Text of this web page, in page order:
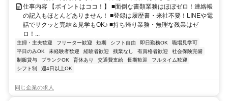
仕事内容 【ポイントはココ！】 ■面倒な書類業務はほぼゼロ！連絡帳
の記入もほとんどありません！ ■登録は履歴書・来社不要！LINEや電
話でサクッと完結＆見学もOK♪ ■持ち帰り業務・無理な残業はゼ
ロ！...
主婦・主夫歓迎 フリーター歓迎 短期 シフト自由 即日勤務OK
職場見学可
平日のみOK
未経験者歓迎 経験者歓迎 残業なし 有資格者歓迎
社会保険完備
制服貸与
ブランクOK 育休あり 交通費支給 長期歓迎
フルタイム歓迎
シフト制
週4日以上OK
同じ企業の求人